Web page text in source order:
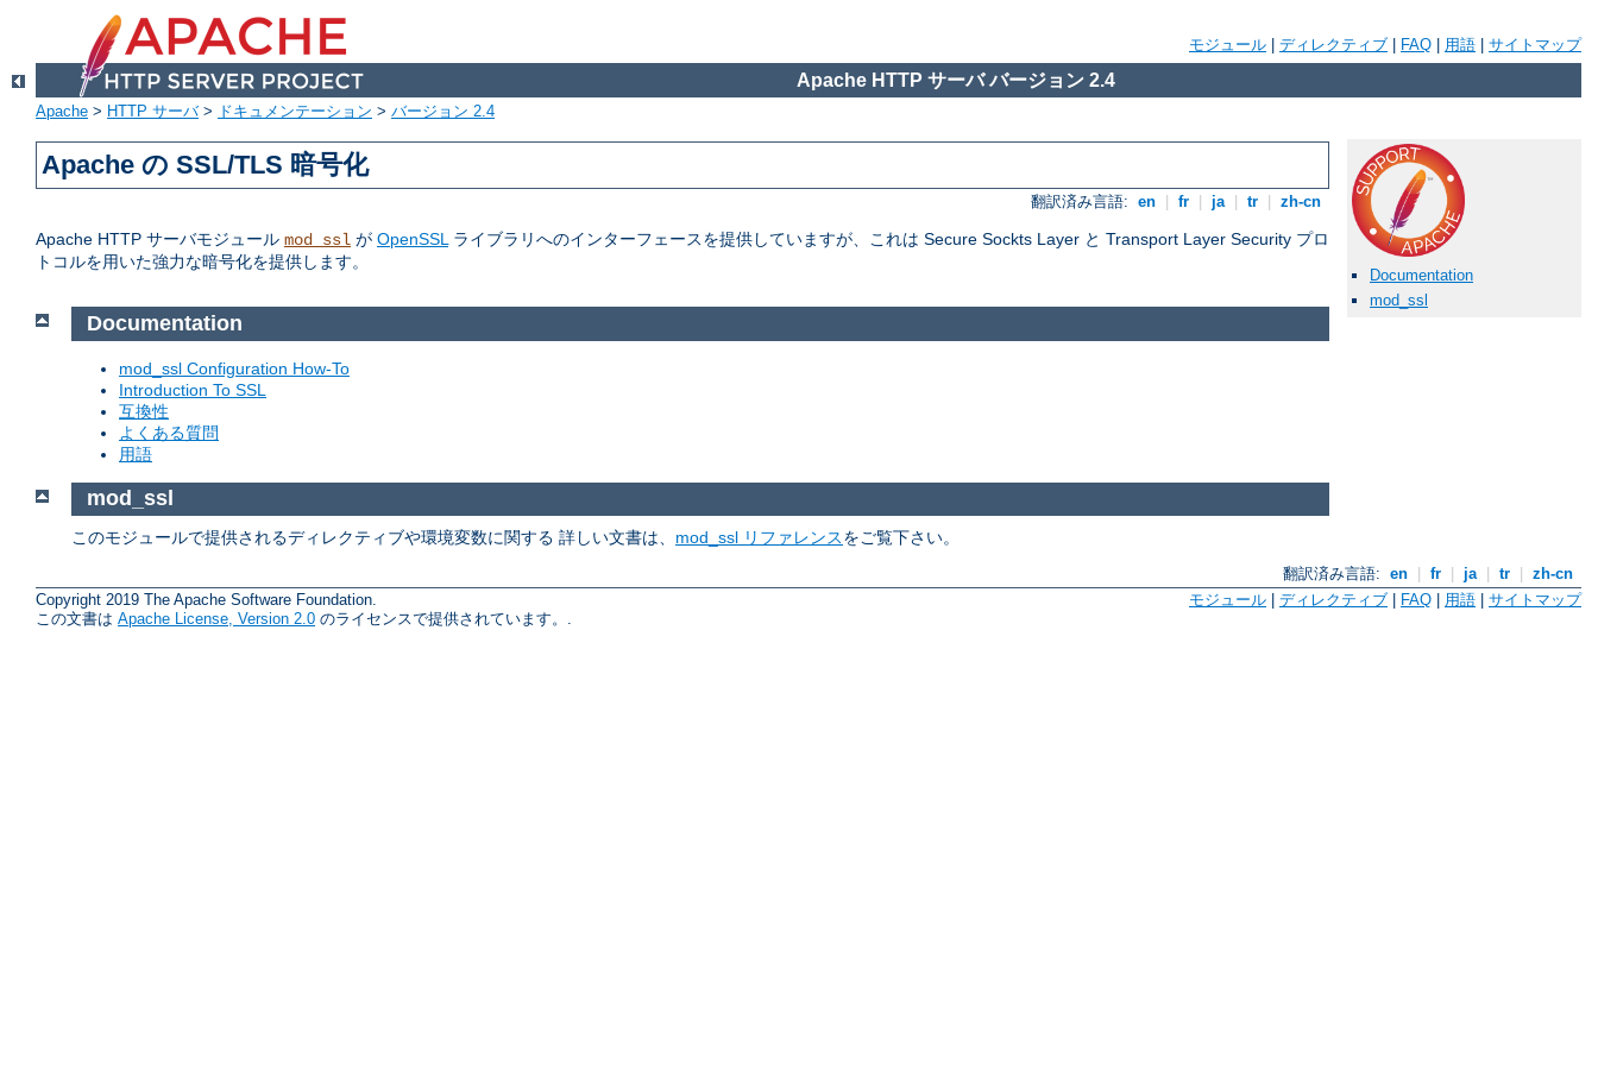
モジュール ディレクティブ FAQ 用語 サイトマップ
Apache HTTP サーバ バージョン 2.4
Apache > HTTP サーバ> ドキュメンテーション > バージョン 2.4
Apache の SSL/TLS 暗号化
翻訳済み言語: en fr ja tr zh-cn
Apache HTTP サーバモジュール mod_ssl が OpenSSLライブラリへのインターフェースを提供していますが、これは Secure Sockts Layer と Transport Layer Security プロ
トコルを用いた強力な暗号化を提供します。
Documentation
mod_ssl
Documentation
mod_ssl Configuration How-To
Introduction To SSL
互換性
よくある質問
用語
mod_ssl
このモジュールで提供されるディレクティブや環境変数に関する 詳しい文書は、 mod_ssl リファレンスをご覧下さい。
翻訳済み言語: en fr ja tr
zh-cn
Copyright 2019 The Apache Software Foundation.
この文書は Apache License, Version 2.0 のライセンスで提供されています。.
モジュール ディレクティブ FAQ 用語 サイトマップ